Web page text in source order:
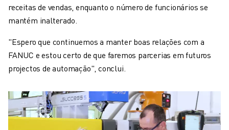
receitas de vendas, enquanto o número de funcionários se
mantém inalterado.
"Espero que continuemos a manter boas relações com a
FANUC e estou certo de que faremos parcerias em futuros
projectos de automação", conclui.